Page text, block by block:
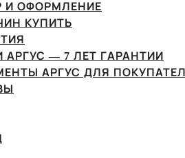
И ОФОРМЛЕНИЕ
КУПИТЬ
АРГУС — 7 ЛЕТ ГАРАНТИИ
АРГУС ДЛЯ